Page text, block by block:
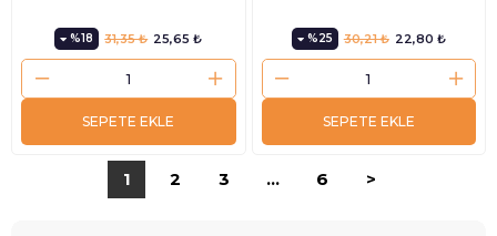
%18 25,65 ₺
31,35 ₺
SEPETE EKLE
%25 22,80 ₺
30,21 ₺
SEPETE EKLE
1 2 3 ... 6 >